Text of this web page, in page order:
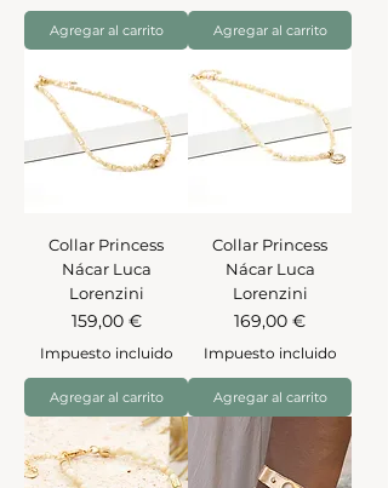
Agregar al carrito Agregar al carrito
Collar Princess
Nácar Luca
Lorenzini
Precio
159,00 €
Impuesto incluido
Agregar al carrito
Collar Princess
Nácar Luca
Lorenzini
Precio
169,00 €
Impuesto incluido
Agregar al carrito